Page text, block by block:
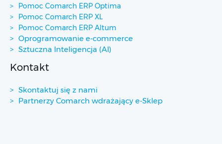
Pomoc Comarch ERP Optima
Pomoc Comarch ERP XL
Pomoc Comarch ERP Altum
Oprogramowanie e-commerce
Sztuczna Inteligencja (AI)
Kontakt
Skontaktuj się z nami
Partnerzy Comarch wdrażający e-Sklep